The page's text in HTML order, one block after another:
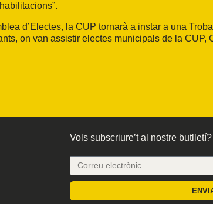
d’Electes, la CUP tornarà a instar a una
on van assistir electes municipals de la CUP,
Vols subscriure’t al nostre butlletí?